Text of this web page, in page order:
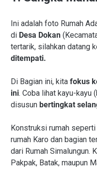
Ini adalah foto Rumah
di Desa Dokan
tertarik, silahkan datang
ditempati.
Di Bagian ini, kita fokus
ini. Coba lihat kayu-kayu
disusun bertingkat
Konstruksi rumah
rumah Karo dan bagian
dari Rumah Simalungun.
Pakpak, Batak, maupun